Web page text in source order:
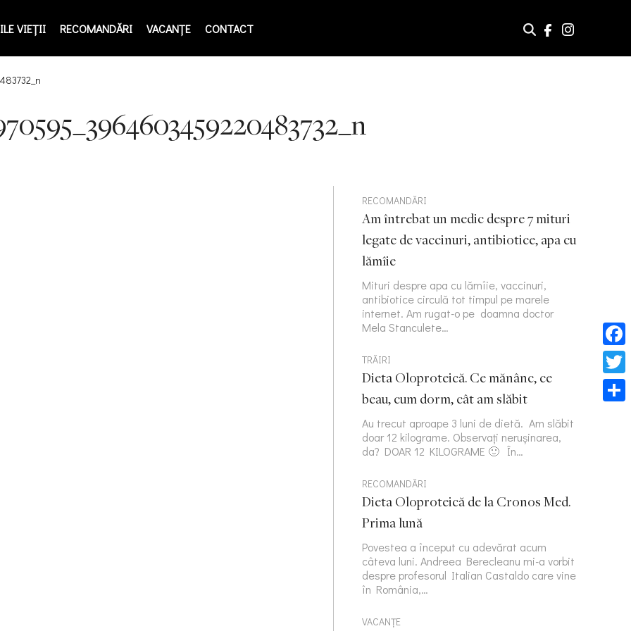
VIEŢII RECOMANDĂRI VACANȚE CONTACT
RECOMANDĂRI
Am întrebat un medic despre 7 mituri
legate de vaccinuri, antibiotice, apa cu
lămîie
Mituri despre apa cu lămîie, vaccinuri,
antibiotice circulă tot timpul pe marele
internet. Am rugat-o pe doamna doctor
Mela Stanculete…
TRĂIRI
Dieta Oloproteică. Ce mănânc, ce
beau, cum dorm, cât am slăbit
Au trecut aproape 3 luni de dietă. Am slăbit
doar 12 kilograme. Observați nerușinarea,
da? DOAR 12 KILOGRAME 🙂 În…
RECOMANDĂRI
Dieta Oloproteică de la Cronos Med.
Prima lună
Povestea a început cu adevărat acum
câteva luni. Andreea Berecleanu mi-a vorbit
despre profesorul Italian Castaldo care vine
în România,…
VACANȚE